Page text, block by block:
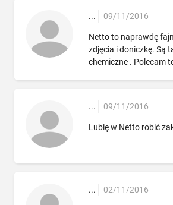
... 09/11/2016
Netto to naprawdę
zdjęcia i doniczkę. Są
chemiczne . Polecam
... 09/11/2016
Lubię w Netto robić
... 02/11/2016